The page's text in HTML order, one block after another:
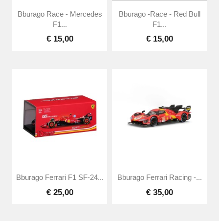
Bburago Race - Mercedes
F1...
€ 15,00
Bburago -race - Red Bull
F1...
€ 15,00
Bburago Ferrari F1 SF-24...
€ 25,00
Bburago Ferrari Racing -...
€ 35,00